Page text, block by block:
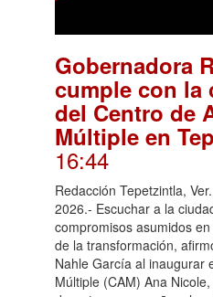
Gobernadora
cumple con la
del Centro de
Múltiple en
16:44
Redacción Tepetzintla,
2026.- Escuchar a la
compromisos asumidos
de la transformación,
Nahle García al inaugurar
Múltiple (CAM) Ana